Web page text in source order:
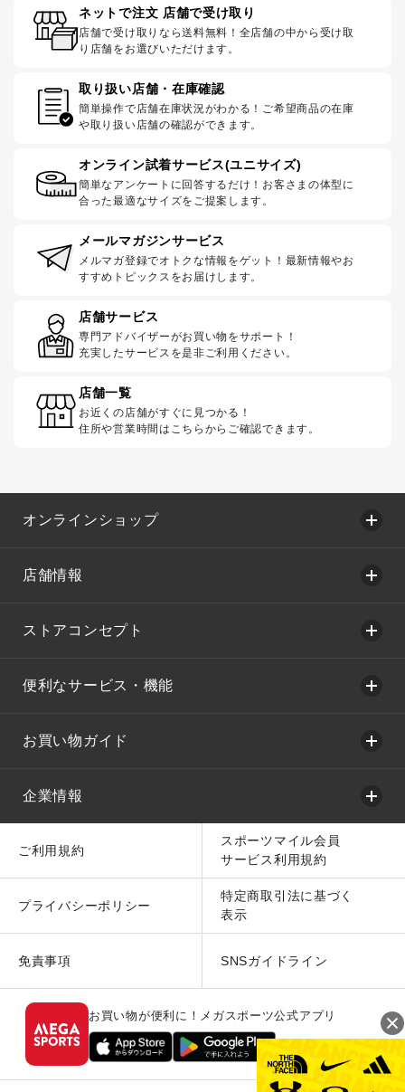
ネットで注文 店舗で受け取り
店舗で受け取りなら送料無料！全店舗の中から受け取
り店舗をお選びいただけます。
取り扱い店舗・在庫確認
簡単操作で店舗在庫状況がわかる！ご希望商品の在庫
や取り扱い店舗の確認ができます。
オンライン試着サービス(ユニサイズ)
簡単なアンケートに回答するだけ！お客さまの体型に
合った最適なサイズをご提案します。
メールマガジンサービス
メルマガ登録でオトクな情報をゲット！最新情報やお
すすめトピックスをお届けします。
店舗サービス
専門アドバイザーがお買い物をサポート！
充実したサービスを是非ご利用ください。
店舗一覧
お近くの店舗がすぐに見つかる！
住所や営業時間はこちらからご確認できます。
オンラインショップ
店舗情報
ストアコンセプト
便利なサービス・機能
お買い物ガイド
企業情報
ご利用規約
スポーツマイル会員
サービス利用規約
プライバシーポリシー
特定商取引法に基づく
表示
免責事項 SNSガイドライン
お買い物が便利に！メガスポーツ公式アプリ